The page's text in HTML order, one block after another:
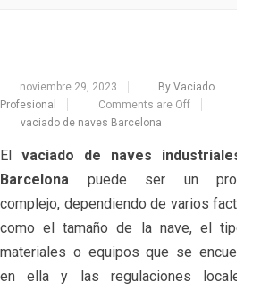
noviembre 29, 2023
By Vaciado
Profesional
Comments are Off
vaciado de naves Barcelona
El vaciado de naves industriales en
Barcelona puede ser un proceso
complejo, dependiendo de varios factores,
como el tamaño de la nave, el tipo de
materiales o equipos que se encuentren
en ella y las regulaciones locales o